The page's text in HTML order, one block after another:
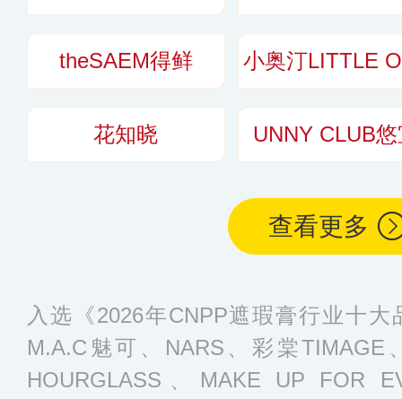
theSAEM得鲜
花知晓 UNNY CLUB
查看更多
入选《2026年CNPP遮瑕膏行业十
M.A.C魅可、NARS、彩棠TIMAGE
HOURGLASS、MAKE UP FOR